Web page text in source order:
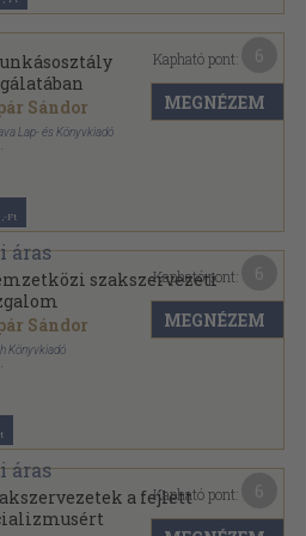
Sándor
Lap- és Könyvkiadó
,-Ft
Kapható pont:
MEGNÉZEM
szakszervezeti
Sándor
Könyvkiadó
Kapható pont:
MEGNÉZEM
a fejlett
Kapható pont: